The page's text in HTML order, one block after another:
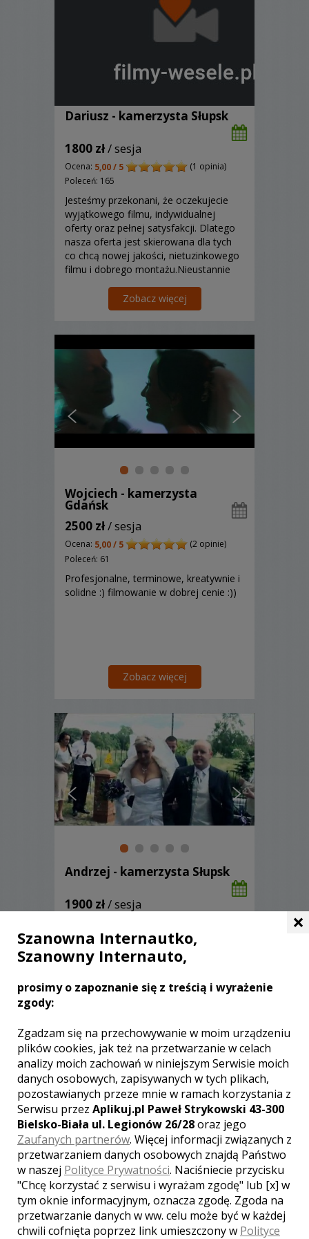
Dariusz - kamerzysta Słupsk
1800 zł/ sesja
Ocena: 5,00 / 5
(1 opinia)
Poleceń: 165
Jesteśmy przekonani, że oczekujecie
wyjątkowego filmu, indywidualnej
oferty oraz pełnej satysfakcji. Dlatego
nasza oferta jest skierowana dla tych
co chcą nowej jakości, nietuzinkowego
filmu i dobrego montażu.Nieustannie
ślubnych by zadowolić naszych
Zobacz więcej
Wojciech - kamerzysta
Gdańsk
2500 zł/ sesja
Ocena: 5,00 / 5
(2 opinie)
Poleceń: 61
Profesjonalne, terminowe, kreatywnie i
solidne :) filmowanie w dobrej cenie :))
Zobacz więcej
Andrzej - kamerzysta Słupsk
1900 zł/ sesja
Poleceń: 30
W momencie gdy zobaczycie nasz filmy
ujrzycie radość, wzruszenie oraz, że są
to najważniejsze chwile. Potrafimy
oddać każdą sekundę w najwyższej
pomogą Wam uwiecznić każdą ważną
chwilę w Waszym życiu.
Zobacz więcej
×
Szanowna Internautko,
Szanowny Internauto,
prosimy o zapoznanie się z treścią i wyrażenie
zgody:
Zgadzam się na przechowywanie w moim urządzeniu
plików cookies, jak też na przetwarzanie w celach
analizy moich zachowań w niniejszym Serwisie moich
danych osobowych, zapisywanych w tych plikach,
pozostawianych przeze mnie w ramach korzystania z
Serwisu przez Aplikuj.pl Paweł Strykowski 43-300
Bielsko-Biała ul. Legionów 26/28oraz jego
Zaufanych partnerów. Więcej informacji związanych z
przetwarzaniem danych osobowych znajdą Państwo
w naszej Polityce Prywatności. Naciśniecie przycisku
"Chcę korzystać z serwisu i wyrażam zgodę" lub [x] w
tym oknie informacyjnym, oznacza zgodę. Zgoda na
przetwarzanie danych w ww. celu może być w każdej
chwili cofnięta poprzez link umieszczony w Polityce